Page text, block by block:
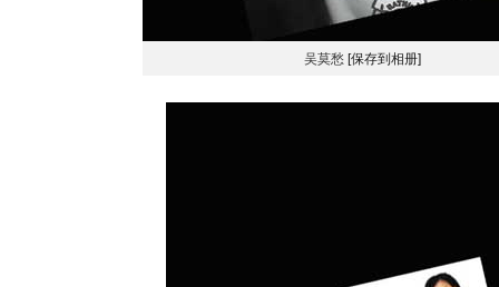
吴莫愁 [保存到相册]